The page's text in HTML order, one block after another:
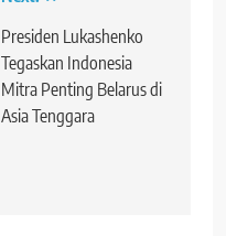
Presiden Lukashenko
Tegaskan Indonesia
Mitra Penting Belarus di
Asia Tenggara